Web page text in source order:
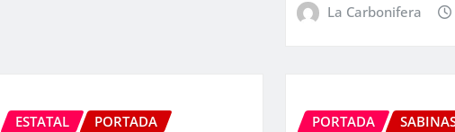
La Carbonifera
ESTATAL PORTADA PORTADA